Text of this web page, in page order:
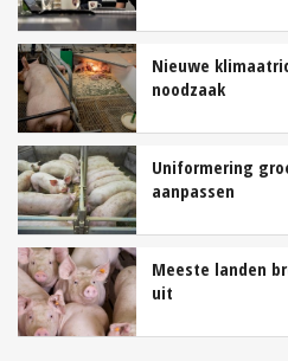
Nieuwe
noodzaak
Uniformering
aanpassen
Meeste landen
uit